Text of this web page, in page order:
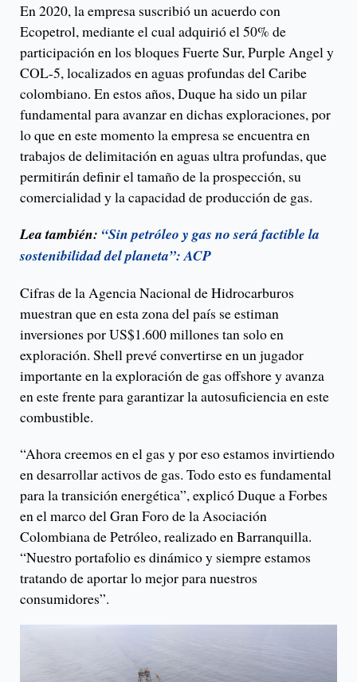
En 2020, la empresa suscribió un acuerdo con
Ecopetrol, mediante el cual adquirió el 50% de
participación en los bloques Fuerte Sur, Purple Angel y
COL-5, localizados en aguas profundas del Caribe
colombiano. En estos años, Duque ha sido un pilar
fundamental para avanzar en dichas exploraciones, por
lo que en este momento la empresa se encuentra en
trabajos de delimitación en aguas ultra profundas, que
permitirán definir el tamaño de la prospección, su
comercialidad y la capacidad de producción de gas.
Lea también: “Sin petróleo y gas no será factible la
sostenibilidad del planeta”: ACP
Cifras de la Agencia Nacional de Hidrocarburos
muestran que en esta zona del país se estiman
inversiones por US$1.600 millones tan solo en
exploración. Shell prevé convertirse en un jugador
importante en la exploración de gas offshore y avanza
en este frente para garantizar la autosuficiencia en este
combustible.
“Ahora creemos en el gas y por eso estamos invirtiendo
en desarrollar activos de gas. Todo esto es fundamental
para la transición energética”, explicó Duque a Forbes
en el marco del Gran Foro de la Asociación
Colombiana de Petróleo, realizado en Barranquilla.
“Nuestro portafolio es dinámico y siempre estamos
tratando de aportar lo mejor para nuestros
consumidores”.